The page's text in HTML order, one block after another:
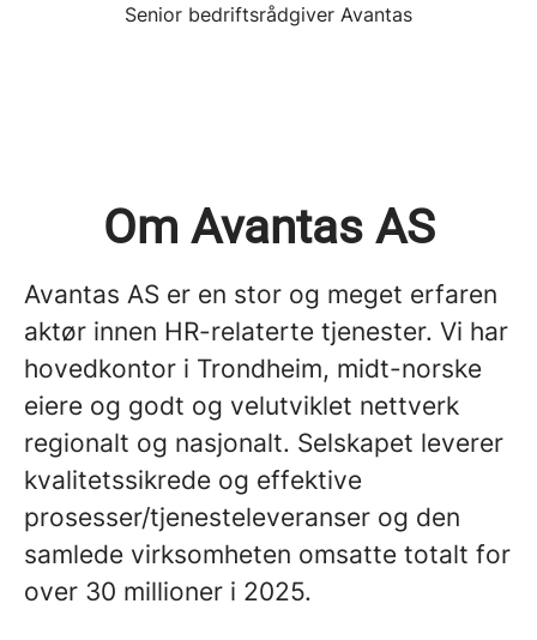
Senior bedriftsrådgiver Avantas
Om Avantas AS
Avantas AS er en stor og meget erfaren
aktør innen HR-relaterte tjenester. Vi har
hovedkontor i Trondheim, midt-norske
eiere og godt og velutviklet nettverk
regionalt og nasjonalt. Selskapet leverer
kvalitetssikrede og effektive
prosesser/tjenesteleveranser og den
samlede virksomheten omsatte totalt for
over 30 millioner i 2025.